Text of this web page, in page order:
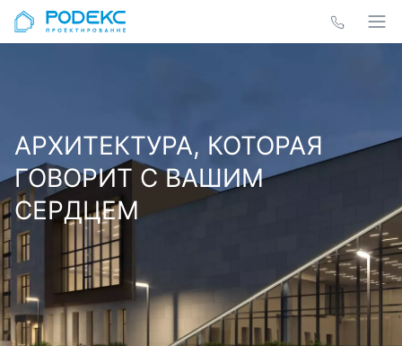
АРХИТЕКТУРА, КОТОРАЯ
ГОВОРИТ С ВАШИМ
СЕРДЦЕМ